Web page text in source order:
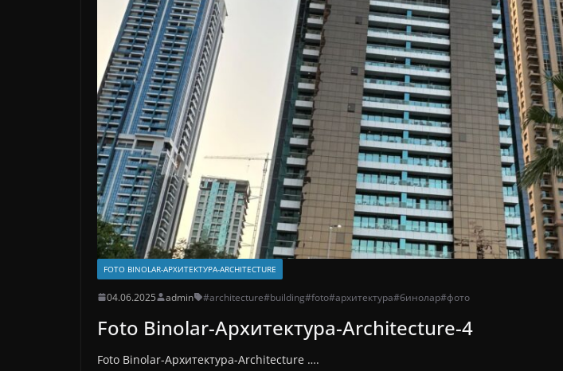
FOTO BINOLAR-АРХИТЕКТУРА-ARCHITECTURE
04.06.2025 admin #architecture#building#foto#архитектура#бинолар#фото
Foto Binolar-Архитектура-Architecture-4
Foto Binolar-Архитектура-Architecture ….